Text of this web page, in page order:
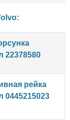
:
22378580
рейка
0445215023